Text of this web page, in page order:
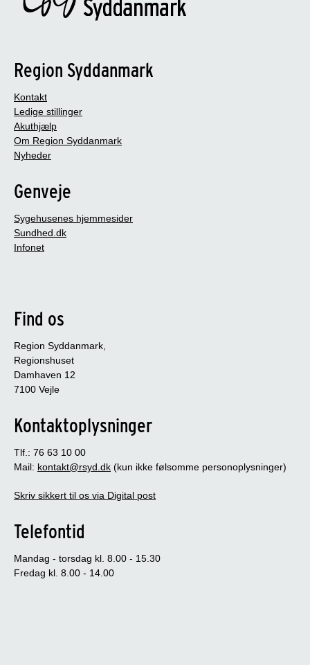
Region Syddanmark
Kontakt
Ledige stillinger
Akuthjælp
Om Region Syddanmark
Nyheder
Genveje
Sygehusenes hjemmesider
Sundhed.dk
Infonet
Find os
Region Syddanmark,
Regionshuset
Damhaven 12
7100 Vejle
Kontaktoplysninger
Tlf.: 76 63 10 00
Mail: kontakt@rsyd.dk (kun ikke følsomme personoplysninger)
Skriv sikkert til os via Digital post
Telefontid
Mandag - torsdag kl. 8.00 - 15.30
Fredag kl. 8.00 - 14.00